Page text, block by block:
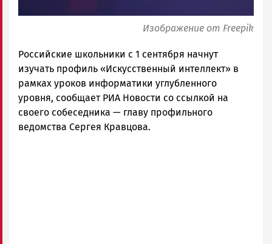
Изображение от Freepik
Российские школьники с 1 сентября начнут
изучать профиль «Искусственный интеллект» в
рамках уроков информатики углубленного
уровня, сообщает РИА Новости со ссылкой на
своего собеседника — главу профильного
ведомства Сергея Кравцова.